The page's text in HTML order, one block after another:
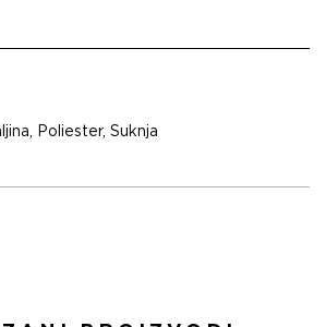
, Poliester, Suknja